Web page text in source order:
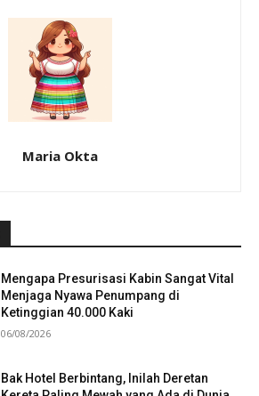
Maria Okta
Mengapa Presurisasi Kabin Sangat Vital
Menjaga Nyawa Penumpang di
Ketinggian 40.000 Kaki
06/08/2026
Bak Hotel Berbintang, Inilah Deretan